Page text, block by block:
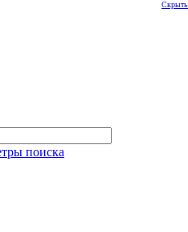
поиска
Скрыть